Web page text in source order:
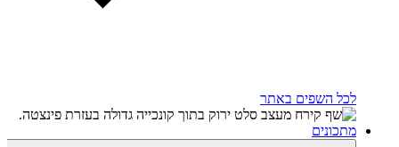
לכל השפים באתר
מתכונים